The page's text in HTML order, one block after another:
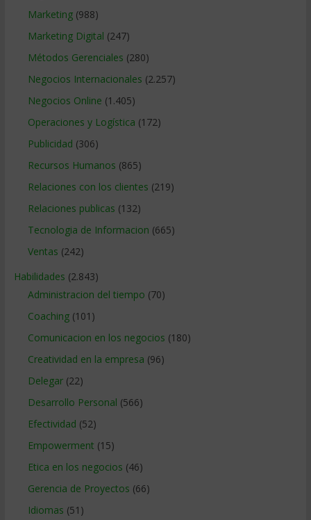
Marketing(988)
Marketing Digital (247)
Métodos Gerenciales (280)
Negocios Internacionales (2.257)
Negocios Online (1.405)
Operaciones y Logística (172)
Publicidad (306)
Recursos Humanos (865)
Relaciones con los clientes (219)
Relaciones publicas (132)
Tecnologia de Informacion (665)
Ventas (242)
Habilidades (2.843)
Administracion del tiempo (70)
Coaching(101)
Comunicacion en los negocios (180)
Creatividad en la empresa (96)
Delegar(22)
Desarrollo Personal (566)
Efectividad (52)
Empowerment (15)
Etica en los negocios (46)
Gerencia de Proyectos (66)
Idiomas (51)